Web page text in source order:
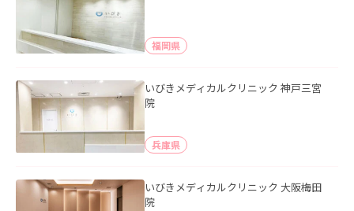
福岡県
いびきメディカルクリニック 神戸三宮
院
兵庫県
いびきメディカルクリニック 大阪梅田
院